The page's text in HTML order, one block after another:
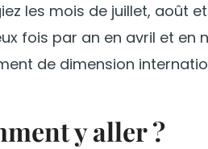
les mois de juillet, août
fois par an en avril et en
de dimension
y aller ?